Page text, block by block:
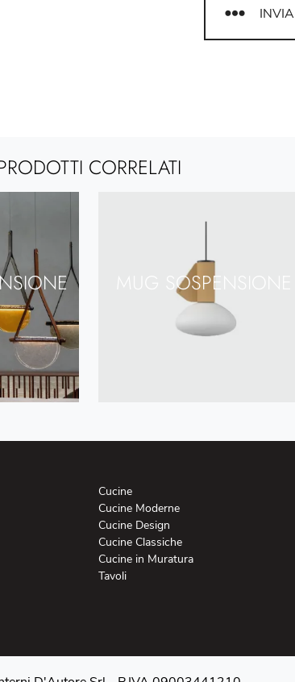
INVIA
CORRELATI
MUG SOSPENSIONE
Cucine
Cucine Moderne
Cucine Design
Cucine Classiche
Cucine in Muratura
Tavoli